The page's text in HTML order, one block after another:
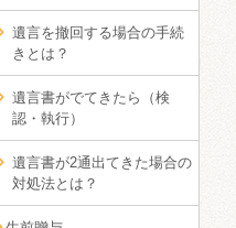
遺言を撤回する場合の手続
きとは？
遺言書がでてきたら（検
認・執行）
遺言書が2通出てきた場合の
対処法とは？